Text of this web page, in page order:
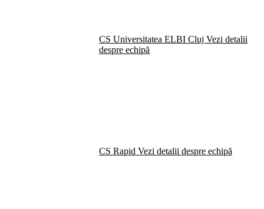
CS Universitatea ELBI Cluj Vezi detalii
despre echipă
CS Rapid Vezi detalii despre echipă